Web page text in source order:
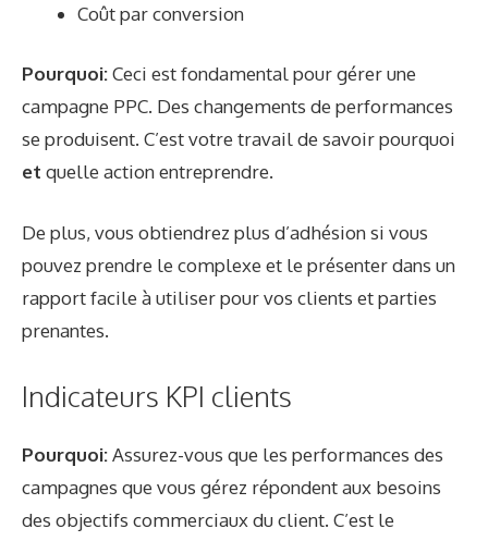
Coût par conversion
Pourquoi:Ceci est fondamental pour gérer une
campagne PPC. Des changements de performances
se produisent. C’est votre travail de savoir pourquoi
et quelle action entreprendre.
De plus, vous obtiendrez plus d’adhésion si vous
pouvez prendre le complexe et le présenter dans un
rapport facile à utiliser pour vos clients et parties
prenantes.
Indicateurs KPI clients
Pourquoi:Assurez-vous que les performances des
campagnes que vous gérez répondent aux besoins
des objectifs commerciaux du client. C’est le